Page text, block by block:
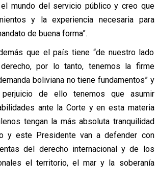
mundo del servicio público y creo que
y la experiencia necesaria para
de buena forma”.
que el país tiene “de nuestro lado
por lo tanto, tenemos la firme
boliviana no tiene fundamentos” y
de ello tenemos que asumir
ante la Corte y en esta materia
tengan la más absoluta tranquilidad
y este Presidente van a defender con
del derecho internacional y de los
el territorio, el mar y la soberanía